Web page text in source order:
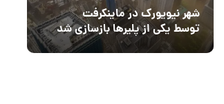
شهر نیویورک در ماینکرفت
توسط یکی از پلیرها بازسازی شد